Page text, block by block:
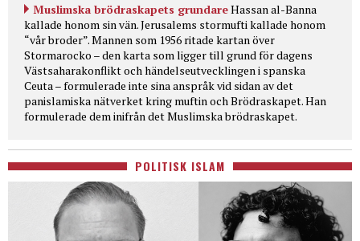
Muslimska brödraskapets grundareHassan al-Banna
kallade honom sin vän. Jerusalems stormufti kallade honom
“vår broder”. Mannen som 1956 ritade kartan över
Stormarocko – den karta som ligger till grund för dagens
Västsaharakonflikt och händelseutvecklingen i spanska
Ceuta – formulerade inte sina anspråk vid sidan av det
panislamiska nätverket kring muftin och Brödraskapet. Han
formulerade dem inifrån det Muslimska brödraskapet.
POLITISK ISLAM